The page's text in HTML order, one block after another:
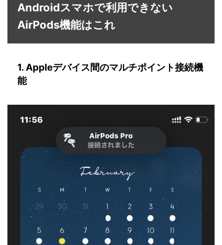
Androidスマホで利用できない
AirPods機能はこれ
1. Appleデバイス間のマルチポイント接続機
能